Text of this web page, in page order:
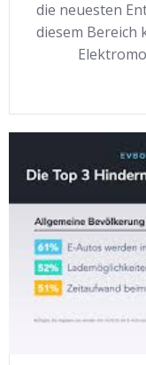
die neuesten
diesem Bereich